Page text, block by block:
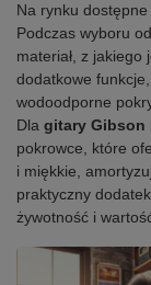
Na rynku
Podczas wyboru
materiał, z jakiego
dodatkowe
wodoodporne
Dla gitary Gibson
pokrowce, które
i miękkie,
praktyczny
żywotność i